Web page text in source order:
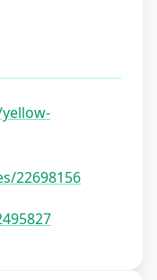
22698156